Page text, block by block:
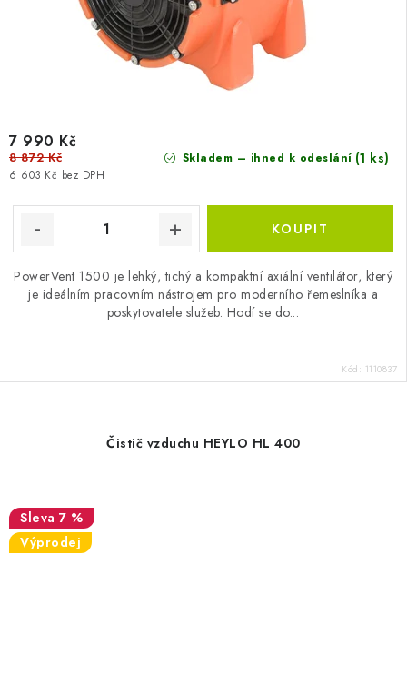
Skladem – ihned k odeslání (1 ks)
6 603 Kč bez DPH
7 990 Kč
8 872 Kč
PowerVent 1500 je lehký, tichý a kompaktní axiální ventilátor, který
je ideálním pracovním nástrojem pro moderního řemeslníka a
poskytovatele služeb. Hodí se do...
Kód: 1110837
Čistič vzduchu HEYLO HL 400
7 %
Výprodej